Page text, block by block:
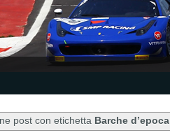
post con etichetta Barche d’epoca